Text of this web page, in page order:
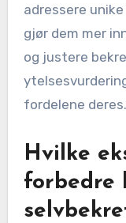
adressere
gjør dem mer
og justere
fordelene deres.
Hvilke
forbedre